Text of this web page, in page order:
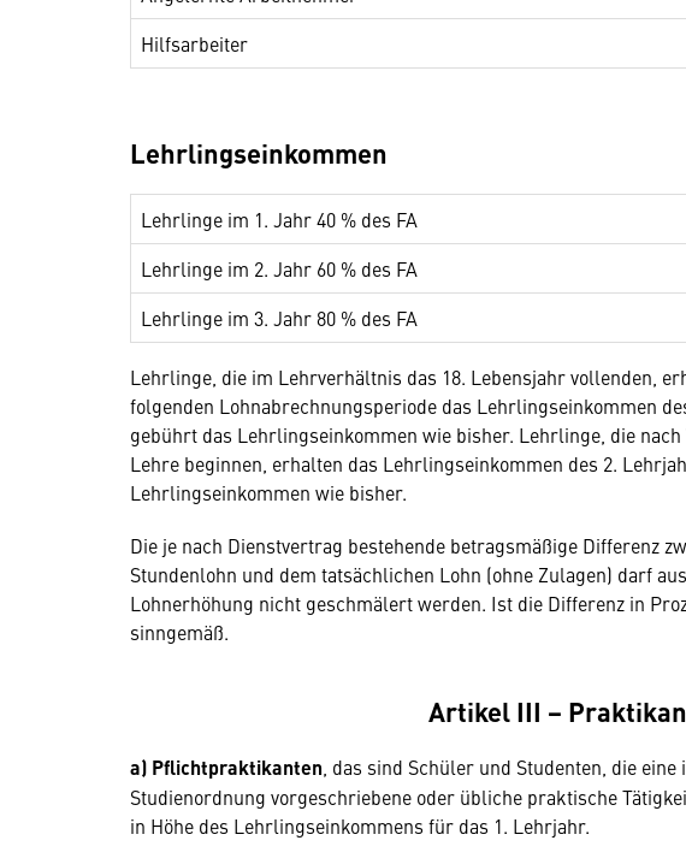
Hilfsarbeiter
Lehrlingseinkommen
Lehrlinge im 1. Jahr 40 % des FA
Lehrlinge im 2. Jahr 60 % des FA
Lehrlinge im 3. Jahr 80 % des FA
Lehrlinge, die im Lehrverhältnis das 18. Lebensjahr vollenden,
folgenden Lohnabrechnungsperiode das Lehrlingseinkommen
gebührt das Lehrlingseinkommen wie bisher. Lehrlinge, die
Lehre beginnen, erhalten das Lehrlingseinkommen des 2.
Lehrlingseinkommen wie bisher.
Die je nach Dienstvertrag bestehende betragsmäßige Differenz
Stundenlohn und dem tatsächlichen Lohn (ohne Zulagen) darf
Lohnerhöhung nicht geschmälert werden. Ist die Differenz in
sinngemäß.
Artikel III −
a) Pflichtpraktikanten , das sind Schüler und Studenten, die
Studienordnung vorgeschriebene oder übliche praktische
in Höhe des Lehrlingseinkommens für das 1. Lehrjahr.